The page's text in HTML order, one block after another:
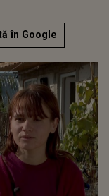
în Google